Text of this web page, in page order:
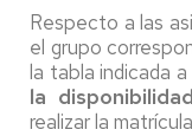
Respecto a las
el grupo
la tabla indicada
la
realizar la